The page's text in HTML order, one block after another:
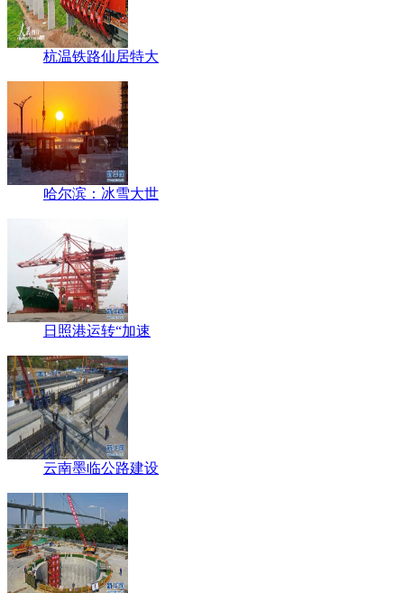
杭温铁路仙居特大
哈尔滨：冰雪大世
日照港运转“加速
云南墨临公路建设